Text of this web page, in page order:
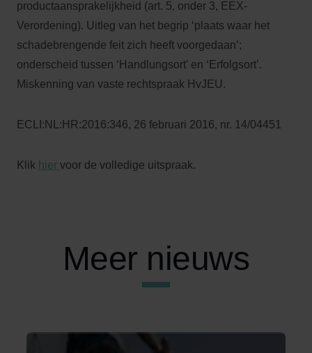
productaansprakelijkheid (art. 5, onder 3, EEX-
Verordening). Uitleg van het begrip ‘plaats waar het
schadebrengende feit zich heeft voorgedaan’;
onderscheid tussen ‘Handlungsort’ en ‘Erfolgsort’.
Miskenning van vaste rechtspraak HvJEU.
ECLI:NL:HR:2016:346, 26 februari 2016, nr. 14/04451
Klik hier voor de volledige uitspraak.
Meer nieuws